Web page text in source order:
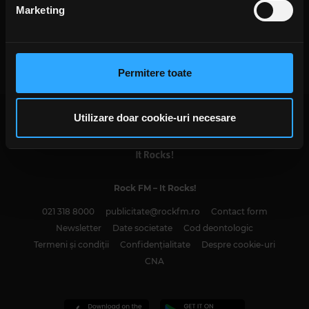
anunțurile, pentru a oferi funcții de rețele sociale și pentru
a analiza traficul. De asemenea, le oferim partenerilor de
privire la modul în care folosiți site-ul nostru. Aceștia le
pot combina cu alte informații oferite de dvs. sau culese
în urma folosirii serviciilor lor. În cazul în care alegeți să
continuați să utilizați website-ul nostru, sunteți de acord
Marketing
Permitere toate
Utilizare doar cookie-uri necesare
Rock FM– It Rocks!
021 318 8000 publicitate@rockfm.ro
Contact form
Newsletter
Date societate
Cod deontologic
Termeni și condiții
Confidențialitate
Despre cookie-uri
CNA